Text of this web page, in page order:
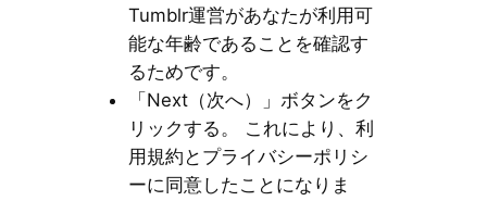
Tumblr運営があなたが利用可
能な年齢であることを確認す
るためです。
「Next（次へ）」ボタンをク
リックする。 これにより、利
用規約とプライバシーポリシ
ーに同意したことになりま